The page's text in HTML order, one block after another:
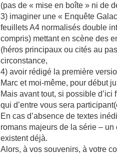
(pas de « mise en boîte » ni de
3) imaginer une « Enquête
feuillets A4 normalisés double
compris) mettant en scène des
(héros principaux ou cités au
circonstance,
4) avoir rédigé la première
Marc et moi-même, pour début
Mais avant tout, si possible
qui d’entre vous sera
En cas d’absence de textes
romans majeurs de la série –
existent déjà.
Alors, à vos souvenirs, à votre